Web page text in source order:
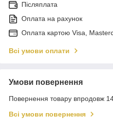
Післяплата
Оплата на рахунок
Оплата картою Visa,
Всі умови оплати
Умови повернення
Повернення товару впродовж
Всі умови повернення